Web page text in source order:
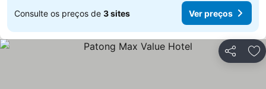
Consulte os preços de 3 sites Ver preços
Partilhar